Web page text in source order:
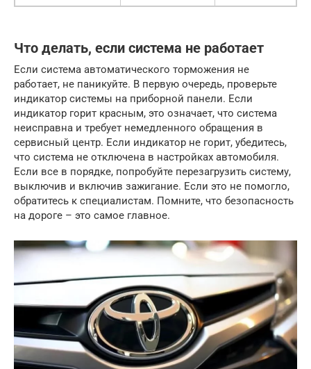
Что делать, если система не работает
Если система автоматического торможения не
работает, не паникуйте. В первую очередь, проверьте
индикатор системы на приборной панели. Если
индикатор горит красным, это означает, что система
неисправна и требует немедленного обращения в
сервисный центр. Если индикатор не горит, убедитесь,
что система не отключена в настройках автомобиля.
Если все в порядке, попробуйте перезагрузить систему,
выключив и включив зажигание. Если это не помогло,
обратитесь к специалистам. Помните, что безопасность
на дороге – это самое главное.